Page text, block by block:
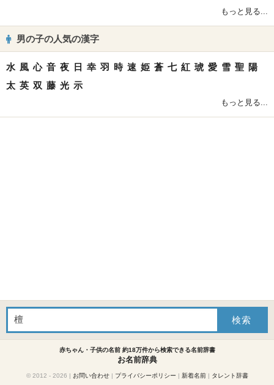
もっと見る...
男の子の人気の漢字
水 風 心 音 夜 日 幸 羽 時 速 姫 蒼 七 紅 琥 愛 雪 聖 陽
太 英 双 藤 光 示
もっと見る...
赤ちゃん・子供の名前 約18万件から検索できる名前辞書
お名前辞典
© 2012 - 2026 | お問い合わせ| プライバシーポリシー | 新着名前| タレント辞書